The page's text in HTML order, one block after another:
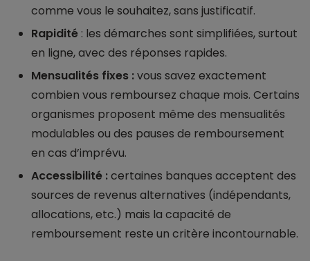
comme vous le souhaitez, sans justificatif.
Rapidité : les démarches sont simplifiées, surtout
en ligne, avec des réponses rapides.
Mensualités fixes :vous savez exactement
combien vous remboursez chaque mois. Certains
organismes proposent même des mensualités
modulables ou des pauses de remboursement
en cas d’imprévu.
Accessibilité :certaines banques acceptent des
sources de revenus alternatives (indépendants,
allocations, etc.) mais la capacité de
remboursement reste un critère incontournable.